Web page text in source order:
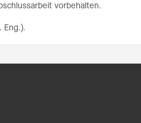
vorbehalten.
Eng.).